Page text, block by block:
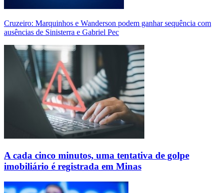
Cruzeiro: Marquinhos e Wanderson podem ganhar sequência com
ausências de Sinisterra e Gabriel Pec
A cada cinco minutos, uma tentativa de golpe
imobiliário é registrada em Minas